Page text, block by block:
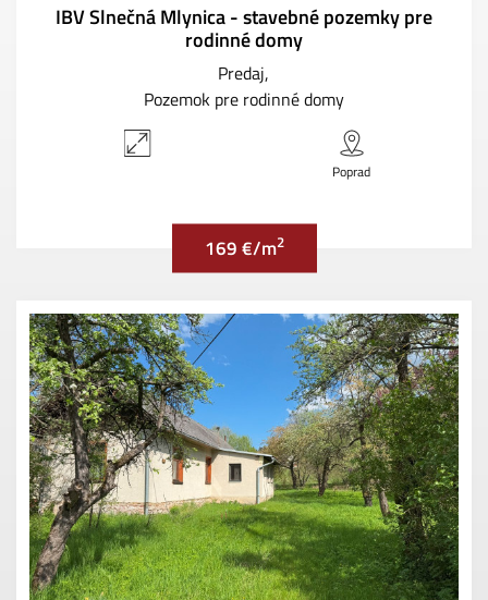
IBV Slnečná Mlynica - stavebné pozemky pre
rodinné domy
Predaj
Pozemok pre rodinné domy
Poprad
169 €/m2